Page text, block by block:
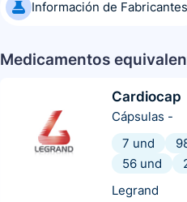
Información de Fabricantes
Medicamentos
Cardiocap
Cápsulas -
7 und
56 und
Legrand